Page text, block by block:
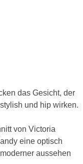
das Gesicht, der
und hip wirken.
von Victoria
eine optisch
aussehen